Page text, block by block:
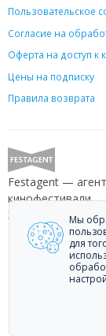
Пользовательское
Согласие на
Оферта на доступ к
Цены на подписку
Правила возврата
Festagent —
кинофестивали.
Звоните +7 (499)
© 2010—2026
«Festagent.com»
Персональные
согласия
Мы
для